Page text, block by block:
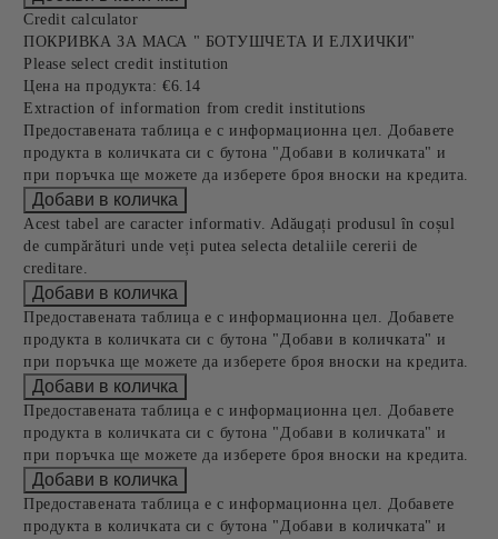
Credit calculator
ПОКРИВКА ЗА МАСА " БОТУШЧЕТА И ЕЛХИЧКИ"
Please select credit institution
Цена на продукта: €6.14
Extraction of information from credit institutions
Предоставената таблица е с информационна цел. Добавете
продукта в количката си с бутона "Добави в количката" и
при поръчка ще можете да изберете броя вноски на кредита.
Acest tabel are caracter informativ. Adăugați produsul în coșul
de cumpărături unde veți putea selecta detaliile cererii de
creditare.
Предоставената таблица е с информационна цел. Добавете
продукта в количката си с бутона "Добави в количката" и
при поръчка ще можете да изберете броя вноски на кредита.
Предоставената таблица е с информационна цел. Добавете
продукта в количката си с бутона "Добави в количката" и
при поръчка ще можете да изберете броя вноски на кредита.
Предоставената таблица е с информационна цел. Добавете
продукта в количката си с бутона "Добави в количката" и